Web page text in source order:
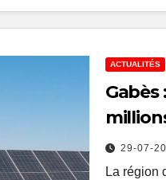
ACTUALITÉS
400
29-07-
La région